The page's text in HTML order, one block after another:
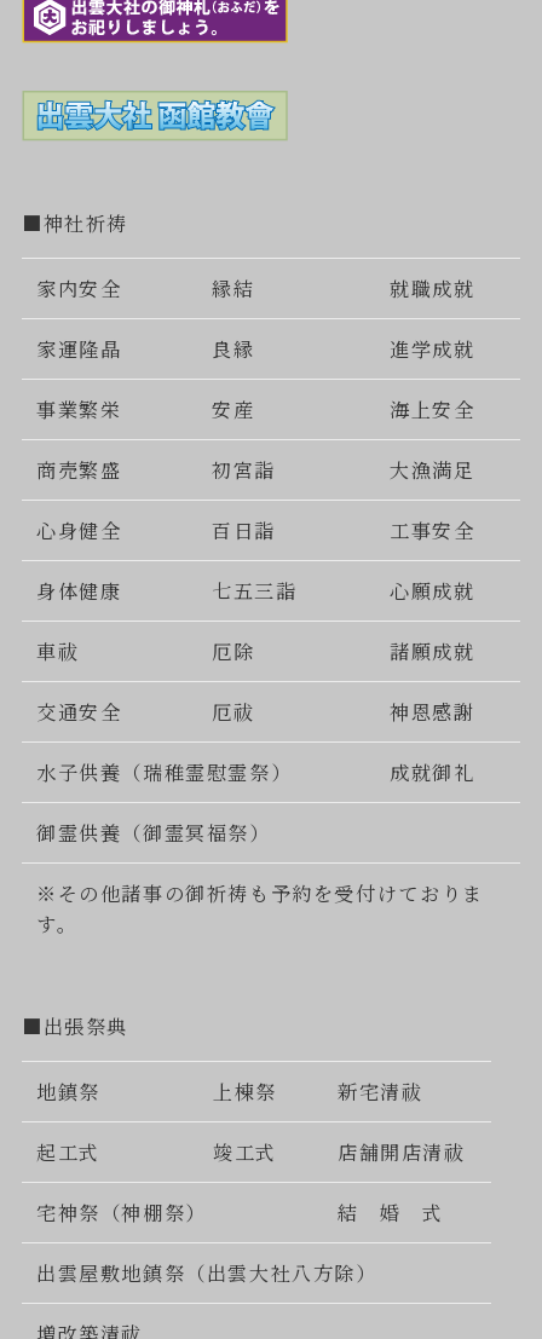
■神社祈祷
家内安全 縁結 就職成就
家運隆晶 良縁 進学成就
事業繁栄 安産 海上安全
商売繁盛 初宮詣 大漁満足
心身健全 百日詣 工事安全
身体健康 七五三詣 心願成就
車祓 厄除 諸願成就
交通安全 厄祓 神恩感謝
水子供養（瑞稚霊慰霊祭） 成就御礼
御霊供養（御霊冥福祭）
※その他諸事の御祈祷も予約を受付けておりま
す。
■出張祭典
地鎮祭 上棟祭 新宅清祓
起工式 竣工式 店舗開店清祓
宅神祭（神棚祭） 結 婚 式
出雲屋敷地鎮祭（出雲大社八方除）